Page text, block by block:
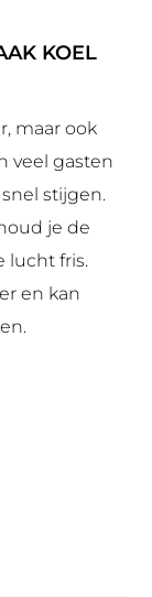
KOEL
maar ook
veel gasten
stijgen.
je de
lucht fris.
en kan